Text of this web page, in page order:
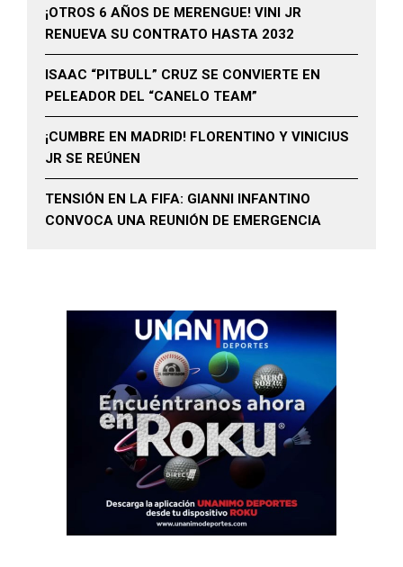
¡OTROS 6 AÑOS DE MERENGUE! VINI JR
RENUEVA SU CONTRATO HASTA 2032
ISAAC “PITBULL” CRUZ SE CONVIERTE EN
PELEADOR DEL “CANELO TEAM”
¡CUMBRE EN MADRID! FLORENTINO Y VINICIUS
JR SE REÚNEN
TENSIÓN EN LA FIFA: GIANNI INFANTINO
CONVOCA UNA REUNIÓN DE EMERGENCIA